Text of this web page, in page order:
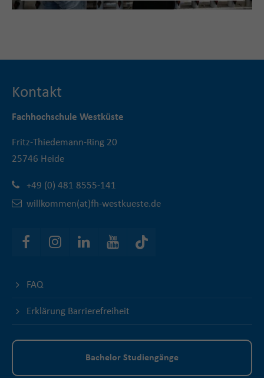
Kontakt
Fachhochschule Westküste
Fritz-Thiedemann-Ring 20
25746 Heide
+49 (0) 481 8555-141
willkommen(at)fh-westkueste.de
FAQ
Erklärung Barrierefreiheit
Bachelor Studiengänge